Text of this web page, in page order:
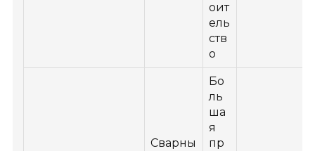
оит
ель
ств
о
Сварны
Бо
ль
ша
я
пр